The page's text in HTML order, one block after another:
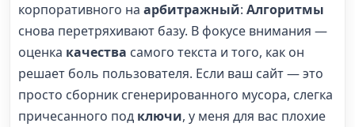
корпоративного на арбитражный: Алгоритмы
снова перетряхивают базу. В фокусе внимания —
оценка качества самого текста и того, как он
решает боль пользователя. Если ваш сайт — это
просто сборник сгенерированного мусора, слегка
причесанного под ключи, у меня для вас плохие